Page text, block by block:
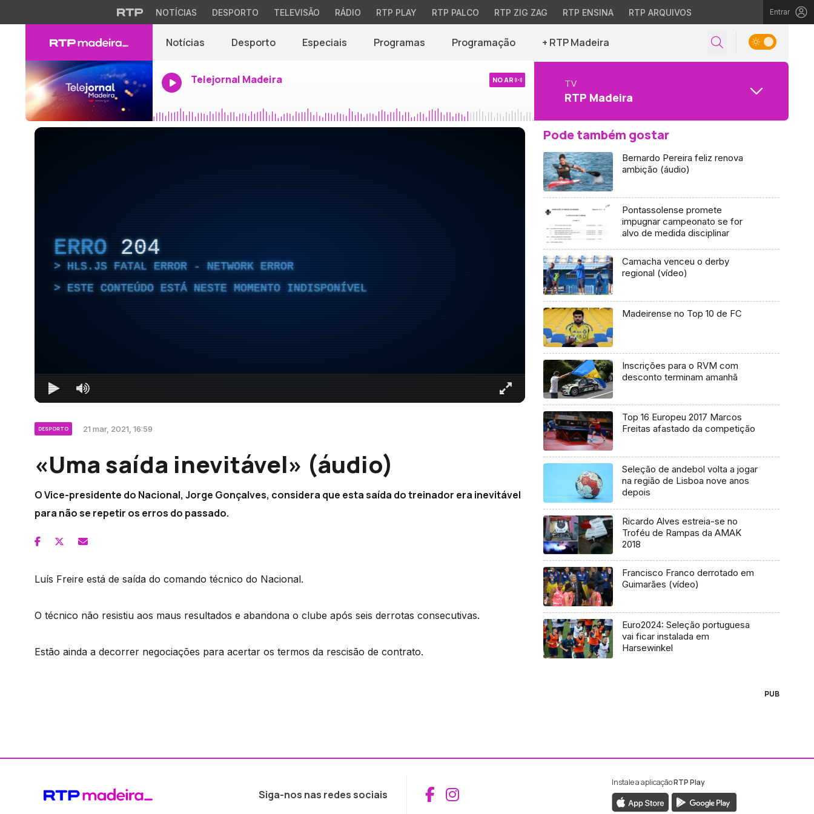
NOTÍCIAS DESPORTO TELEVISÃO RÁDIO RTP PLAY RTP PALCO RTP ZIG ZAG RTP ENSINA RTP ARQUIVOS Entrar
Notícias Desporto Especiais Programas Programação + RTP Madeira
Telejornal Madeira NO AR TV
RTP Madeira
ERRO 204
HLS.JS FATAL ERROR - NETWORK ERROR
ESTE CONTEÚDO ESTÁ NESTE MOMENTO INDISPONÍVEL
DESPORTO 21 mar, 2021, 16:59
«Uma saída inevitável» (áudio)
O Vice-presidente do Nacional, Jorge Gonçalves, considera que esta saída do treinador era inevitável
para não se repetir os erros do passado.
Luís Freire está de saída do comando técnico do Nacional.
O técnico não resistiu aos maus resultados e abandona o clube após seis derrotas consecutivas.
Estão ainda a decorrer negociações para acertar os termos da rescisão de contrato.
Pode também gostar
Bernardo Pereira feliz renova
ambição (áudio)
Pontassolense promete
impugnar campeonato se for
alvo de medida disciplinar
Camacha venceu o derby
regional (vídeo)
Madeirense no Top 10 de FC
Inscrições para o RVM com
desconto terminam amanhã
Top 16 Europeu 2017 Marcos
Freitas afastado da competição
Seleção de andebol volta a jogar
na região de Lisboa nove anos
depois
Ricardo Alves estreia-se no
Troféu de Rampas da AMAK
2018
Francisco Franco derrotado em
Guimarães (vídeo)
Euro2024: Seleção portuguesa
vai ficar instalada em
Harsewinkel
PUB
Siga-nos nas redes sociais Aceder ao Facebook da RTP Madeira
Aceder ao Instagram da RTP Madeira
Instale a aplicaçãoRTP Play